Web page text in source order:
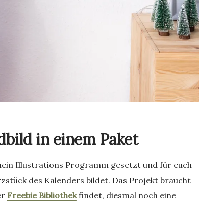
in einem Paket
Illustrations Programm gesetzt und für euch
des Kalenders bildet. Das Projekt braucht
Freebie Bibliothekfindet, diesmal noch eine